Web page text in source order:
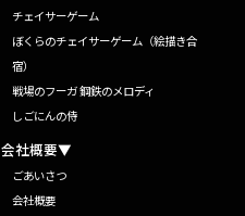
チェイサーゲーム
ぼくらのチェイサーゲーム（絵描き合
宿）
戦場のフーガ 鋼鉄のメロディ
しごにんの侍
会社概要▼
ごあいさつ
会社概要